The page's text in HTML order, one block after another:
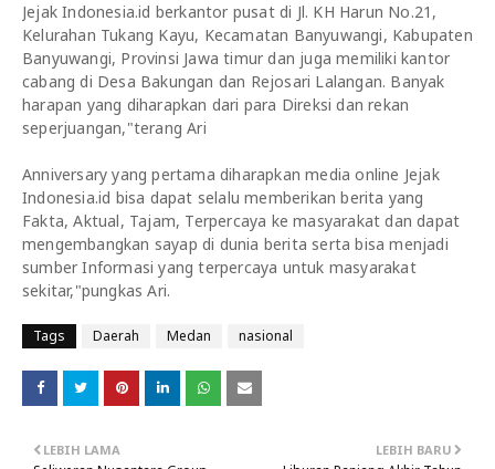
Jejak Indonesia.id berkantor pusat di Jl. KH Harun No.21,
Kelurahan Tukang Kayu, Kecamatan Banyuwangi, Kabupaten
Banyuwangi, Provinsi Jawa timur dan juga memiliki kantor
cabang di Desa Bakungan dan Rejosari Lalangan. Banyak
harapan yang diharapkan dari para Direksi dan rekan
seperjuangan,"terang Ari
Anniversary yang pertama diharapkan media online Jejak
Indonesia.id bisa dapat selalu memberikan berita yang
Fakta, Aktual, Tajam, Terpercaya ke masyarakat dan dapat
mengembangkan sayap di dunia berita serta bisa menjadi
sumber Informasi yang terpercaya untuk masyarakat
sekitar,"pungkas Ari.
Tags Daerah Medan nasional
LEBIH BARU
LEBIH LAMA